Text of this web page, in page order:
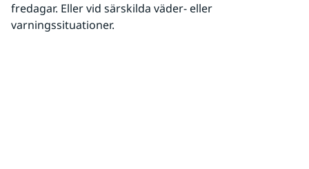
fredagar. Eller vid särskilda väder- eller
varningssituationer.